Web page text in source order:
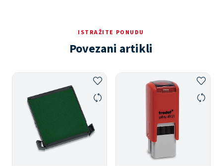
ISTRAŽITE PONUDU
Povezani artikli